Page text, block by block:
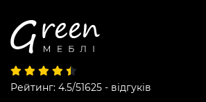
Рейтинг: 4.5/51625 - відгуків